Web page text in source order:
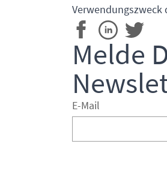
Verwendungszweck
Melde
E-Mail